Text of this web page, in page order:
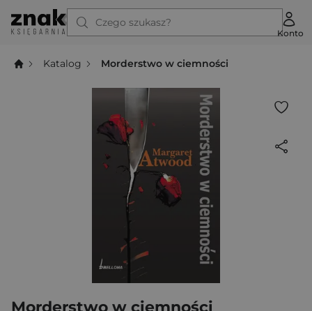
Czego szukasz?
Konto
Katalog Morderstwo w ciemności
Morderstwo w ciemności